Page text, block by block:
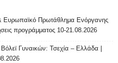
Πρωτάθλημα Ενόργανης
προγράμματος 10-21.08.2026
Γυναικών: Τσεχία – Ελλάδα |